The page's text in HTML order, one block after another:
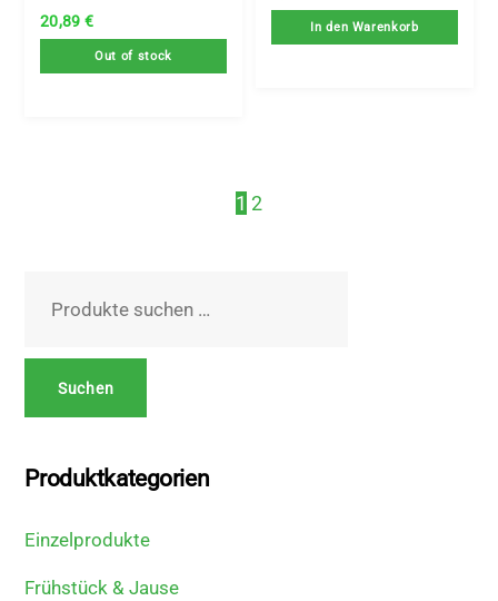
20,89 €
Out of stock
In den Warenkorb
1 2
nach:
Suchen
Produktkategorien
Einzelprodukte
Frühstück & Jause